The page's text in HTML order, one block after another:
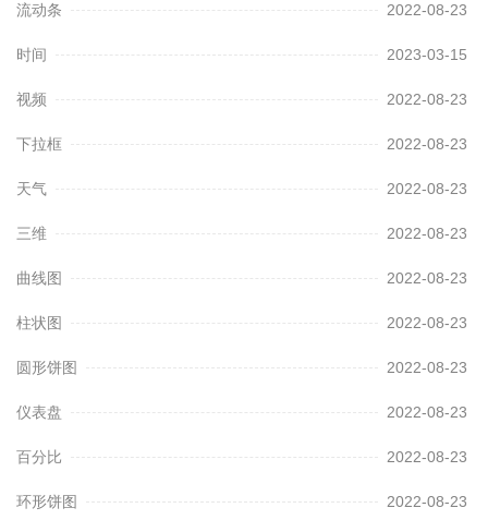
流动条 2022-08-23
时间 2023-03-15
视频 2022-08-23
下拉框 2022-08-23
天气 2022-08-23
三维 2022-08-23
曲线图 2022-08-23
柱状图 2022-08-23
圆形饼图 2022-08-23
仪表盘 2022-08-23
百分比 2022-08-23
环形饼图 2022-08-23